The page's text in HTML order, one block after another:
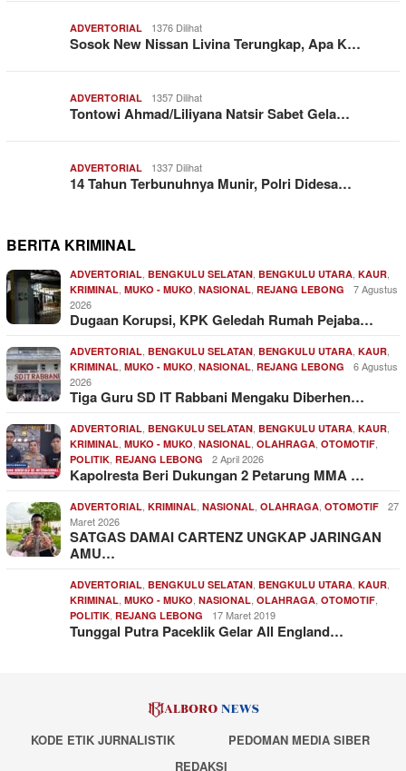
ADVERTORIAL 1376 Dilihat
Sosok New Nissan Livina Terungkap, Apa K…
ADVERTORIAL 1357 Dilihat
Tontowi Ahmad/Liliyana Natsir Sabet Gela…
ADVERTORIAL 1337 Dilihat
14 Tahun Terbunuhnya Munir, Polri Didesa…
BERITA KRIMINAL
ADVERTORIAL, BENGKULU SELATAN, BENGKULU UTARA, KAUR,
KRIMINAL, MUKO - MUKO, NASIONAL, REJANG LEBONG
7 Agustus
2026
Dugaan Korupsi, KPK Geledah Rumah Pejaba…
ADVERTORIAL, BENGKULU SELATAN, BENGKULU UTARA, KAUR,
KRIMINAL, MUKO - MUKO, NASIONAL, REJANG LEBONG
6 Agustus
2026
Tiga Guru SD IT Rabbani Mengaku Diberhen…
ADVERTORIAL, BENGKULU SELATAN, BENGKULU UTARA, KAUR,
KRIMINAL, MUKO - MUKO, NASIONAL, OLAHRAGA, OTOMOTIF,
POLITIK, REJANG LEBONG 2 April 2026
Kapolresta Beri Dukungan 2 Petarung MMA …
ADVERTORIAL, KRIMINAL, NASIONAL, OLAHRAGA, OTOMOTIF
27
Maret 2026
SATGAS DAMAI CARTENZ UNGKAP JARINGAN
AMU…
ADVERTORIAL, BENGKULU SELATAN, BENGKULU UTARA, KAUR,
KRIMINAL, MUKO - MUKO, NASIONAL, OLAHRAGA, OTOMOTIF,
POLITIK, REJANG LEBONG 17 Maret 2019
Tunggal Putra Paceklik Gelar All England…
KODE ETIK JURNALISTIK
PEDOMAN MEDIA SIBER
REDAKSI